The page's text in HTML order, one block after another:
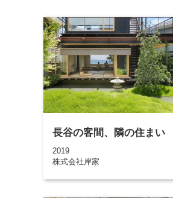
長谷の客間、隣の住まい
2019
株式会社岸家